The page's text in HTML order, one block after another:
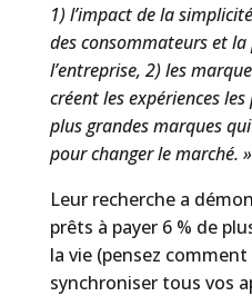
1) l’impact de la
des consommateurs et
l’entreprise, 2) les
créent les expériences
plus grandes marques
pour changer le marché. »
Leur recherche a
prêts à payer 6 % de
la vie (pensez
synchroniser tous vos